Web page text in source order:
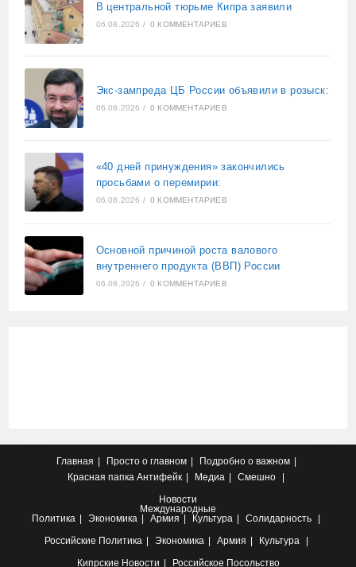
В центральной тюрьме Кипра заявили
06.08.2026 / 0 КОММЕНТАРИЕВ
Экс-зампреда ЦБ России объявили в розыск:
06.08.2026 / 0 КОММЕНТАРИЕВ
«40 дней принуждения» закончились
просьбами о перемирии:
06.08.2026 / 0 КОММЕНТАРИЕВ
Основной причиной роста валового
внутреннего продукта (ВВП) России
06.08.2026 / 0 КОММЕНТАРИЕВ
Главная Просто о главном
Подробно о важном
Красная папка Антифейк Медиа
Смешно
Новости
Международные
Политика
Экономика Армия Культура
Солидарность
Российские Политика Экономика Армия
Культура
Кипрские Новости Российское Посольство